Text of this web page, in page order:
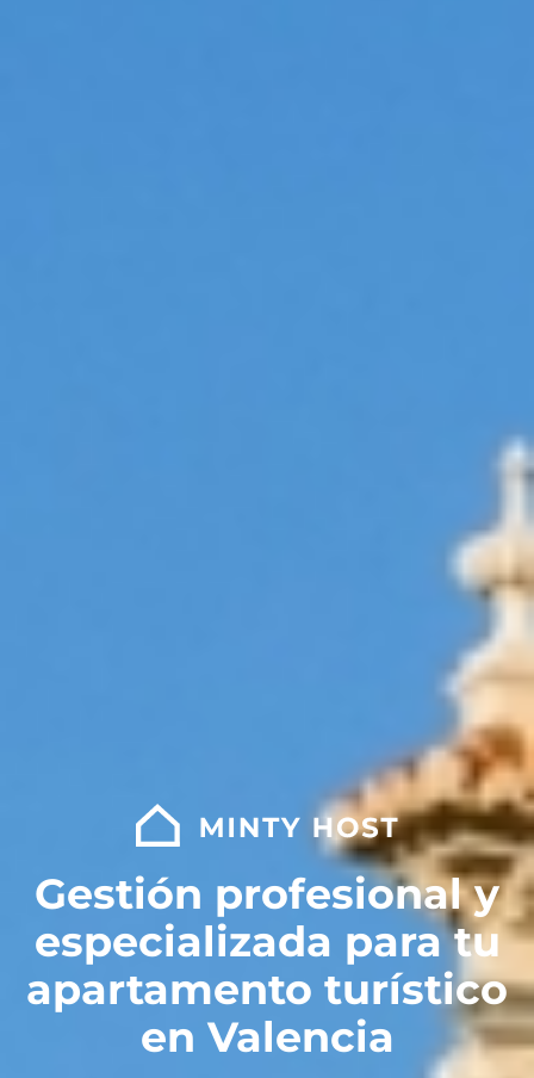
Gestión profesional y
especializada para tu
apartamento turístico
en Valencia